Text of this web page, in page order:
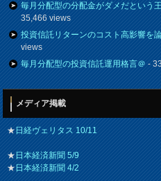
毎月分配型の分配金がダメだという
35,466 views
投資信託リターンのコスト高影響を
views
毎月分配型の投資信託運用格言＠-
メディア掲載
★日経ヴェリタス 10/11
★日本経済新聞 5/9
★日本経済新聞 4/2